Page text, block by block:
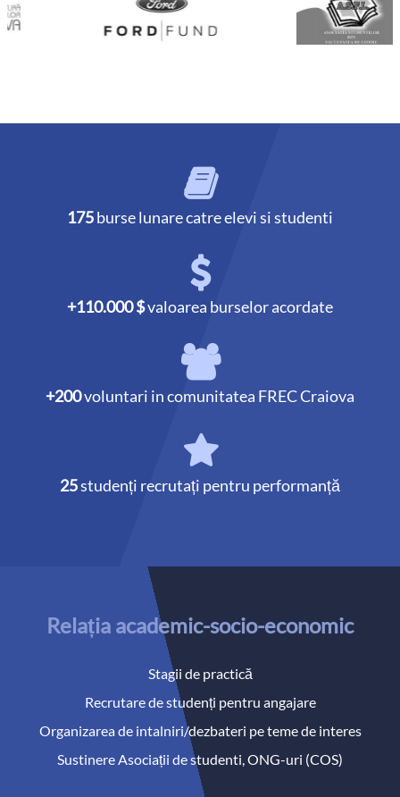
175burse lunare catre elevi si studenti
+110.000 $valoarea burselor acordate
+200voluntari in comunitatea FREC Craiova
25studenți recrutați pentru performanță
Relația academic-socio-economic
Stagii de practică
Recrutare de studenți pentru angajare
Organizarea de intalniri/dezbateri pe teme de interes
Sustinere Asociații de studenti, ONG-uri (COS)